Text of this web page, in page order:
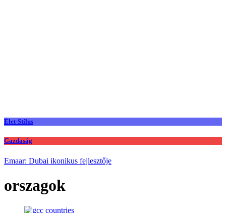
Élet-Stílus
Gazdaság
Emaar: Dubai ikonikus fejlesztője
orszagok